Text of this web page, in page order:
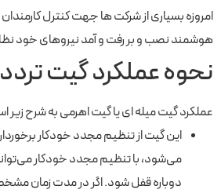
امروزه بسیاری از شرکت ها جهت کنترل
هوشمند نصب و بر رفت و آمد نیروهای خود
نحوه عملکرد گیت
عملکرد گیت میله ای یا گیت اهرمی به شرح زیر
این گیت از تنظیم مجدد خودکار
دوباره قفل شود. اگر در مدت زمان